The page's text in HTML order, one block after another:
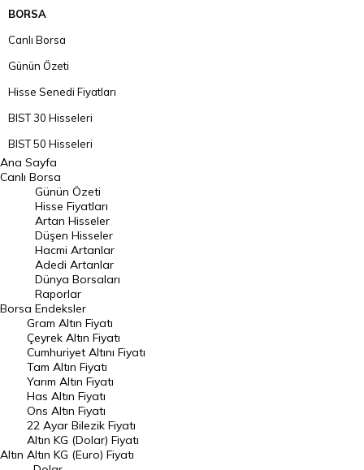
BORSA
Canlı Borsa
Günün Özeti
Hisse Senedi Fiyatları
BIST 30 Hisseleri
BIST 50 Hisseleri
BIST 100 Hisseleri
En Çok Artan Hisseler
En Çok Düşen Hisseler
Hacmi Artanlar
Geçmiş Kapanışlar
Dünya Borsaları
Raporlar
Endeksler
DÖVİZ
Döviz Kuru
Dolar Kuru
Euro Kuru
Ana Sayfa
Canlı Borsa
Borsa
Günün Özeti
Hisse Fiyatları
Artan Hisseler
Düşen Hisseler
Hacmi Artanlar
Adedi Artanlar
Dünya Borsaları
Raporlar
Endeksler
Altın
Gram Altın Fiyatı
Çeyrek Altın Fiyatı
Cumhuriyet Altını Fiyatı
Tam Altın Fiyatı
Yarım Altın Fiyatı
Has Altın Fiyatı
Ons Altın Fiyatı
22 Ayar Bilezik Fiyatı
Altın KG (Dolar) Fiyatı
Altın KG (Euro) Fiyatı